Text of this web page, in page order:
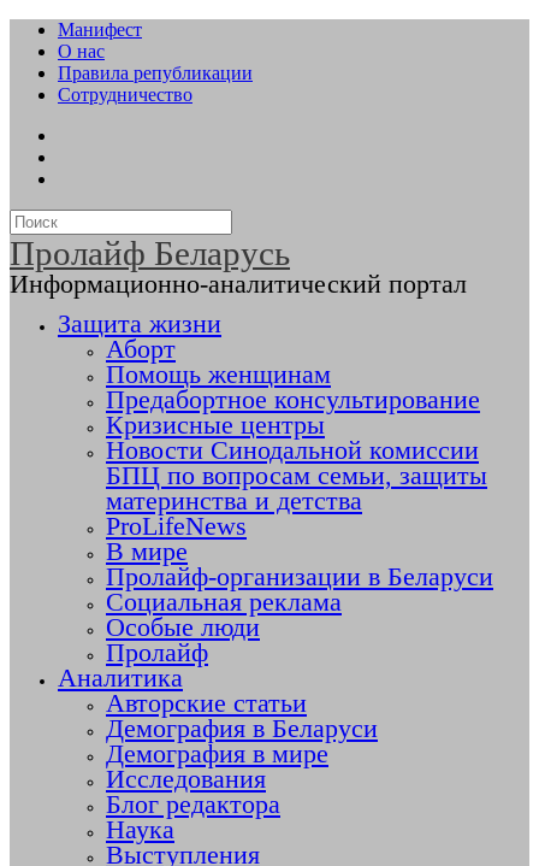
Манифест
О нас
Правила републикации
Сотрудничество
Пролайф Беларусь
Информационно-аналитический портал
Защита жизни
Аборт
Помощь женщинам
Предабортное консультирование
Кризисные центры
Новости Синодальной комиссии
БПЦ по вопросам семьи, защиты
материнства и детства
ProLifeNews
В мире
Пролайф-организации в Беларуси
Социальная реклама
Особые люди
Пролайф
Аналитика
Авторские статьи
Демография в Беларуси
Демография в мире
Исследования
Блог редактора
Наука
Выступления